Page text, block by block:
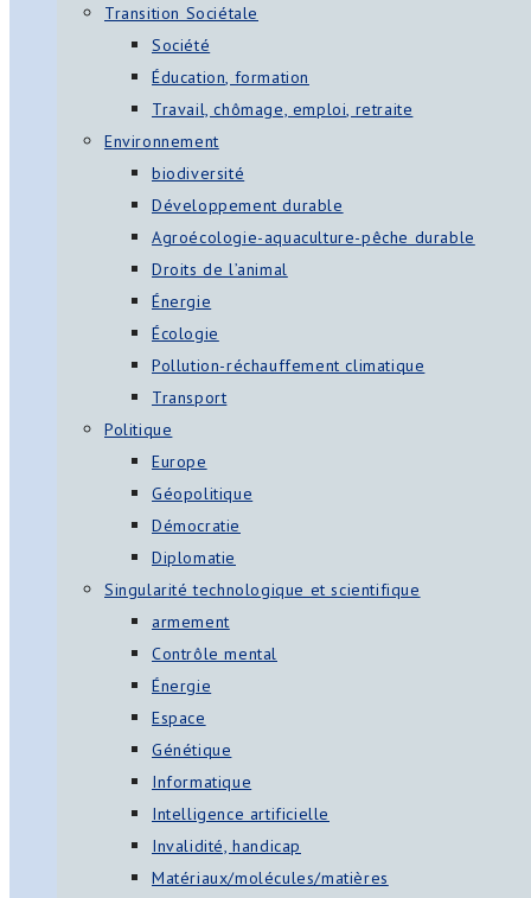
Transition Sociétale
Société
Éducation, formation
Travail, chômage, emploi, retraite
Environnement
biodiversité
Développement durable
Agroécologie-aquaculture-pêche durable
Droits de l’animal
Énergie
Écologie
Pollution-réchauffement climatique
Transport
Politique
Europe
Géopolitique
Démocratie
Diplomatie
Singularité technologique et scientifique
armement
Contrôle mental
Énergie
Espace
Génétique
Informatique
Intelligence artificielle
Invalidité, handicap
Matériaux/molécules/matières